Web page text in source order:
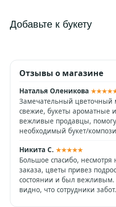
Добавьте к букету
Отзывы о магазине
Наталья Оленикова
Замечательный цветочный
свежие, букеты ароматные
вежливые продавцы,
необходимый букет/
Никита С. ★★★★★
Большое спасибо, несмотря
заказа, цветы привез
состоянии и был
видно, что сотрудники